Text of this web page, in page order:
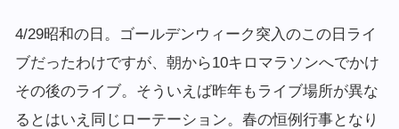
4/29昭和の日。ゴールデンウィーク突入のこの日ライ
ブだったわけですが、朝から10キロマラソンへでかけ
その後のライブ。そういえば昨年もライブ場所が異な
るとはいえ同じローテーション。春の恒例行事となり